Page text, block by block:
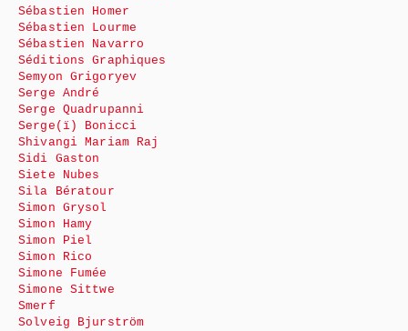
Sébastien Homer
Sébastien Lourme
Sébastien Navarro
Séditions Graphiques
Semyon Grigoryev
Serge André
Serge Quadrupanni
Serge(ï) Bonicci
Shivangi Mariam Raj
Sidi Gaston
Siete Nubes
Sila Bératour
Simon Grysol
Simon Hamy
Simon Piel
Simon Rico
Simone Fumée
Simone Sittwe
Smerf
Solveig Bjurström